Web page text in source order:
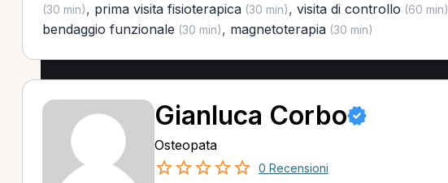
(30 min), prima visita fisioterapica(30 min), visita di controllo (60 min)
bendaggio funzionale (30 min), magnetoterapia(30 min)
Gianluca Corbo
Osteopata
0 Recensioni